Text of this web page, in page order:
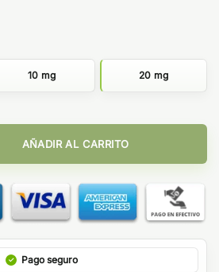
10 mg 20 mg
cantidad
AÑADIR AL CARRITO
Pago seguro